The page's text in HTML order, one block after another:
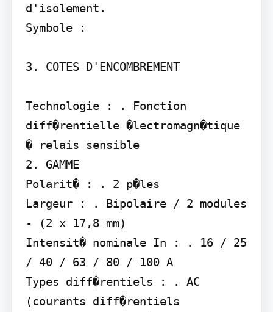
d'isolement.
Symbole :
3. COTES D'ENCOMBREMENT
Technologie : . Fonction
diff�rentielle �lectromagn�tique
� relais sensible
2. GAMME
Polarit� : . 2 p�les
Largeur : . Bipolaire / 2 modules
- (2 x 17,8 mm)
Intensit� nominale In : . 16 / 25
/ 40 / 63 / 80 / 100 A
Types diff�rentiels : . AC
(courants diff�rentiels